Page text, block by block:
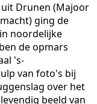
Drunen (Majoor
ging de
noordelijke
de opmars
's-
van foto's bij
over het
beeld van